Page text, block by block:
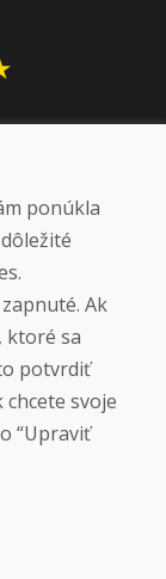
JE
VÁM ZA
VÁS OPÄŤ
ponúkla
Ak
ktoré sa
potvrdiť
chcete svoje
“Upraviť